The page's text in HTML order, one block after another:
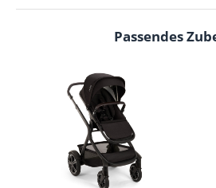
Dein kuscheliger
Tag eins
Nuna DEMI Next Babywanne
deinen Start ins Elternleben.
Wochen und Monaten kann der
überwältigend sein, und hier
Produktgalerie überspringen
Passendes